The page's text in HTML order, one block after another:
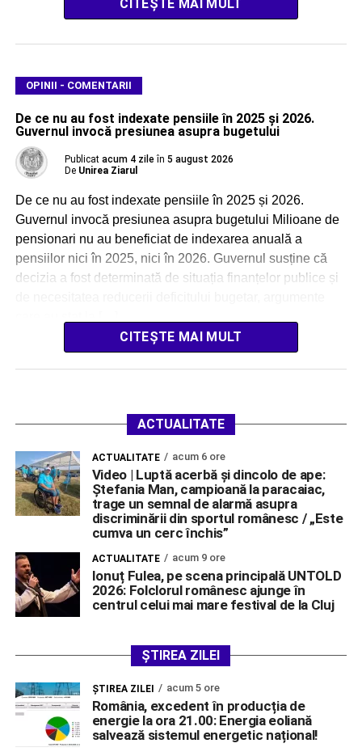
CITEȘTE MAI MULT
OPINII - COMENTARII
De ce nu au fost indexate pensiile în 2025 și 2026.
Guvernul invocă presiunea asupra bugetului
Publicat acum 4 zile în 5 august 2026
De Unirea Ziarul
De ce nu au fost indexate pensiile în 2025 și 2026.
Guvernul invocă presiunea asupra bugetului Milioane de
pensionari nu au beneficiat de indexarea anuală a
pensiilor nici în 2025, nici în 2026. Guvernul susține că
decizia a fost determinată de situația finanțelor publice și
CITEȘTE MAI MULT
ACTUALITATE
ACTUALITATE acum 6 ore
Video | Luptă acerbă și dincolo de ape:
Ștefania Man, campioană la paracaiac,
trage un semnal de alarmă asupra
discriminării din sportul românesc / „Este
cumva un cerc închis”
ACTUALITATE acum 9 ore
Ionuț Fulea, pe scena principală UNTOLD
2026: Folclorul românesc ajunge în
centrul celui mai mare festival de la Cluj
ȘTIREA ZILEI
ŞTIREA ZILEI acum 5 ore
România, excedent în producția de
energie la ora 21.00: Energia eoliană
salvează sistemul energetic național!